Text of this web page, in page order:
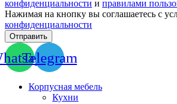
конфиденциальности и правилами
Нажимая на кнопку вы соглашаетесь с
конфиденциальности
Отправить
Telegram
Корпусная мебель
Кухни